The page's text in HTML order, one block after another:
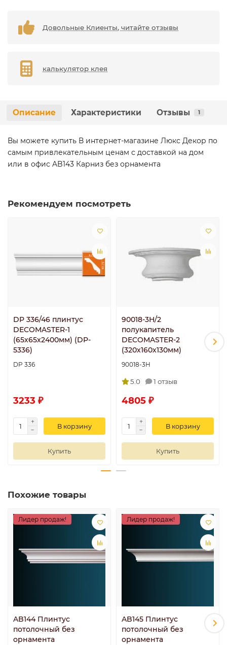
Довольные Клиенты, читайте отзывы
калькулятор клея
Описание Характеристики Отзывы 1
Вы можете купить В интернет-магазине Люкс Декор по
самым привлекательным ценам с доставкой на дом
или в офис AB143 Карниз без орнамента
Рекомендуем посмотреть
DP 336/46 плинтус
DECOMASTER-1
(65х65х2400мм) (DP-
5336)
DP 336
3233 ₽
В корзину
Купить
90018-3H/2
полукапитель
DECOMASTER-2
(320х160х130мм)
90018-3H
5.0 1 отзыв
4805 ₽
В корзину
Купить
Похожие товары
Лидер продаж!
AB144 Плинтус
потолочный без
орнамента
Лидер продаж!
AB145 Плинтус
потолочный без
орнамента